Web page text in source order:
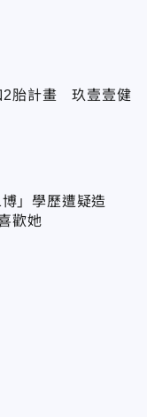
2胎計畫 玖壹壹健
」學歷遭疑造
歡她